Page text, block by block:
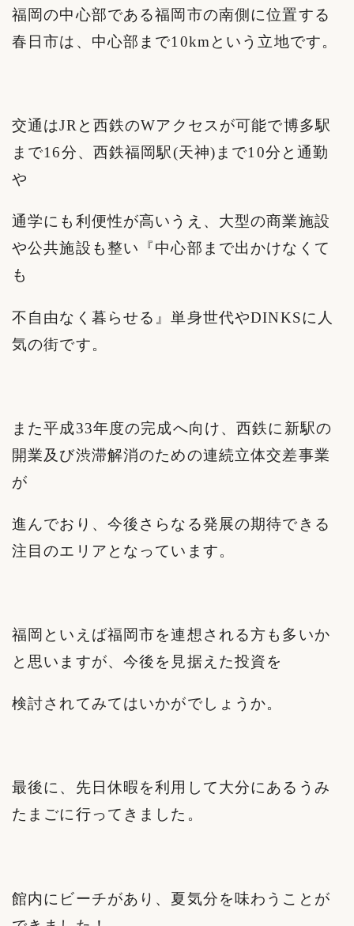
福岡の中心部である福岡市の南側に位置する
春日市は、中心部まで10kmという立地です。
交通はJRと西鉄のWアクセスが可能で博多駅
まで16分、西鉄福岡駅(天神)まで10分と通勤
や
通学にも利便性が高いうえ、大型の商業施設
や公共施設も整い『中心部まで出かけなくて
も
不自由なく暮らせる』単身世代やDINKSに人
気の街です。
また平成33年度の完成へ向け、西鉄に新駅の
開業及び渋滞解消のための連続立体交差事業
が
進んでおり、今後さらなる発展の期待できる
注目のエリアとなっています。
福岡といえば福岡市を連想される方も多いか
と思いますが、今後を見据えた投資を
検討されてみてはいかがでしょうか。
最後に、先日休暇を利用して大分にあるうみ
たまごに行ってきました。
館内にビーチがあり、夏気分を味わうことが